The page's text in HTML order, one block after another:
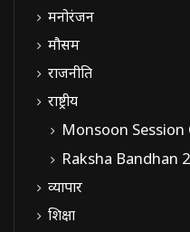
मनोरंजन
मौसम
राजनीति
राष्ट्रीय
Monsoon
Raksha Bandhan
व्यापार
शिक्षा